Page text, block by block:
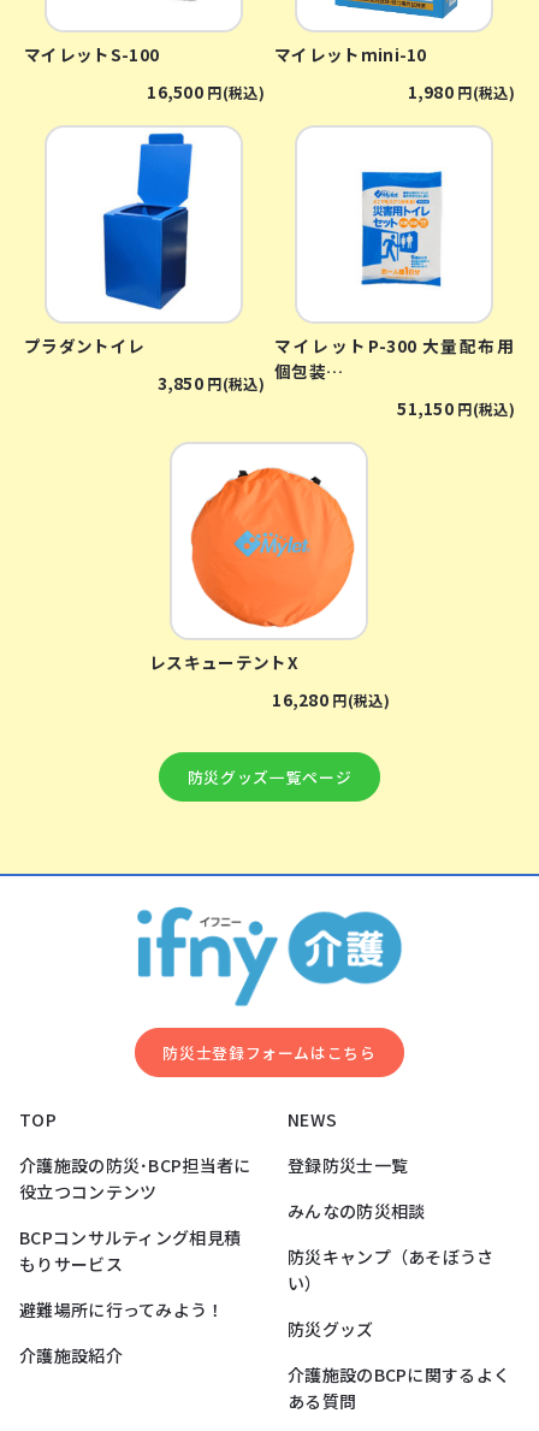
マイレットS-100
16,500 円(税込)
マイレットmini-10
1,980 円(税込)
プラダントイレ
3,850 円(税込)
マイレットP-300 大量配布用
個包装…
51,150 円(税込)
レスキューテントX
16,280 円(税込)
防災グッズ⼀覧ページ
防災⼠登録フォームはこちら
TOP
介護施設の防災･BCP担当者に
役立つコンテンツ
BCPコンサルティング相見積
もりサービス
避難場所に行ってみよう！
介護施設紹介
NEWS
登録防災士一覧
みんなの防災相談
防災キャンプ（あそぼうさ
い）
防災グッズ
介護施設のBCPに関するよく
ある質問